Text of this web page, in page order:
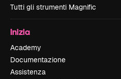
Tutti gli strumenti Magnific
Inizia
Academy
Documentazione
Assistenza